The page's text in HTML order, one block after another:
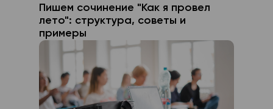
Пишем сочинение "Как я провел
лето": структура, советы и
примеры